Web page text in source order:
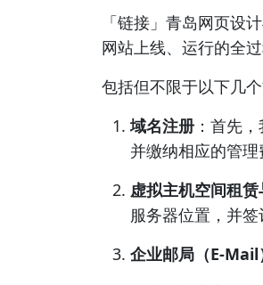
「链接」青岛网页设
网站上线、运行的全过
包括但不限于以下几个
域名注册 ：首先
并缴纳相应的管
虚拟主机空间租
服务器位置，并签
企业邮局（E-Mail